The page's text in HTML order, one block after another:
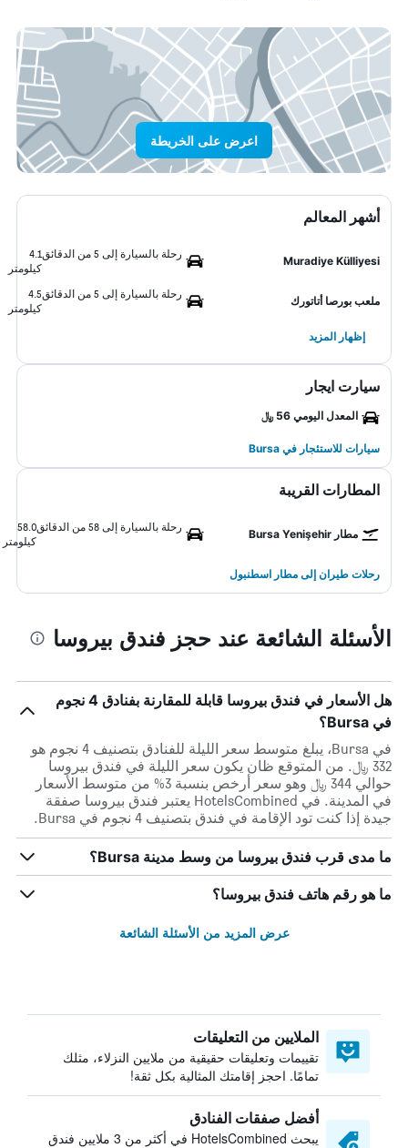
اعرض على الخريطة
أشهر المعالم
Muradiye Külliyesi
رحلة بالسيارة إلى 5 من الدقائق
4.1
كيلومتر
ملعب بورصا أتاتورك
رحلة بالسيارة إلى 5 من الدقائق
4.5
كيلومتر
إظهار المزيد
سيارت ايجار
المعدل اليومي 56 ﷼
سيارات للاستئجار في Bursa
المطارات القريبة
مطار Bursa Yenişehir
رحلة بالسيارة إلى 58 من الدقائق
58.0
كيلومتر
رحلات طيران إلى مطار اسطنبول
الأسئلة الشائعة عند حجز فندق بيروسا
هل الأسعار في فندق بيروسا قابلة للمقارنة بفنادق 4 نجوم
في Bursa؟
في Bursa، يبلغ متوسط ​​سعر الليلة للفنادق بتصنيف 4 نجوم هو
332 ﷼. من المتوقع ظان يكون سعر الليلة في فندق بيروسا
حوالي 344 ﷼ وهو سعر أرخص بنسبة 3% من متوسط الأسعار
في المدينة. في HotelsCombined يعتبر فندق بيروسا صفقة
جيدة إذا كنت تود الإقامة في فندق بتصنيف 4 نجوم في Bursa.
ما مدى قرب فندق بيروسا من وسط مدينة Bursa؟
ما هو رقم هاتف فندق بيروسا؟
عرض المزيد من الأسئلة الشائعة
الملايين من التعليقات
تقييمات وتعليقات حقيقية من ملايين النزلاء، مثلك
تمامًا. احجز إقامتك المثالية بكل ثقة!
أفضل صفقات الفنادق
يبحث HotelsCombined في أكثر من 3 ملايين فندق